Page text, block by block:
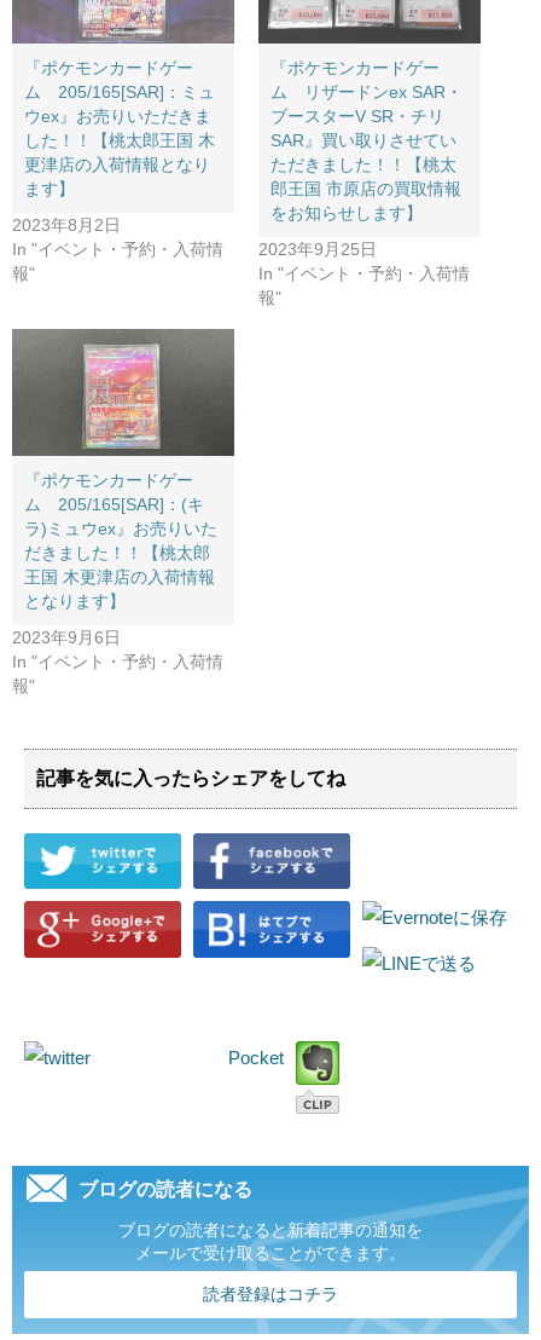
『ポケモンカードゲー
ム 205/165[SAR]：ミュ
ウex』お売りいただきま
した！！【桃太郎王国 木
更津店の入荷情報となり
ます】
2023年8月2日
In "イベント・予約・入荷情
報"
『ポケモンカードゲー
ム リザードンex SAR・
ブースターV SR・チリ
SAR』買い取りさせてい
ただきました！！【桃太
郎王国 市原店の買取情報
をお知らせします】
2023年9月25日
In "イベント・予約・入荷情
報"
『ポケモンカードゲー
ム 205/165[SAR]：(キ
ラ)ミュウex』お売りいた
だきました！！【桃太郎
王国 木更津店の入荷情報
となります】
2023年9月6日
In "イベント・予約・入荷情
報"
記事を気に入ったらシェアをしてね
Pocket
ブログの読者になる
ブログの読者になると新着記事の通知を
メールで受け取ることができます。
読者登録はコチラ